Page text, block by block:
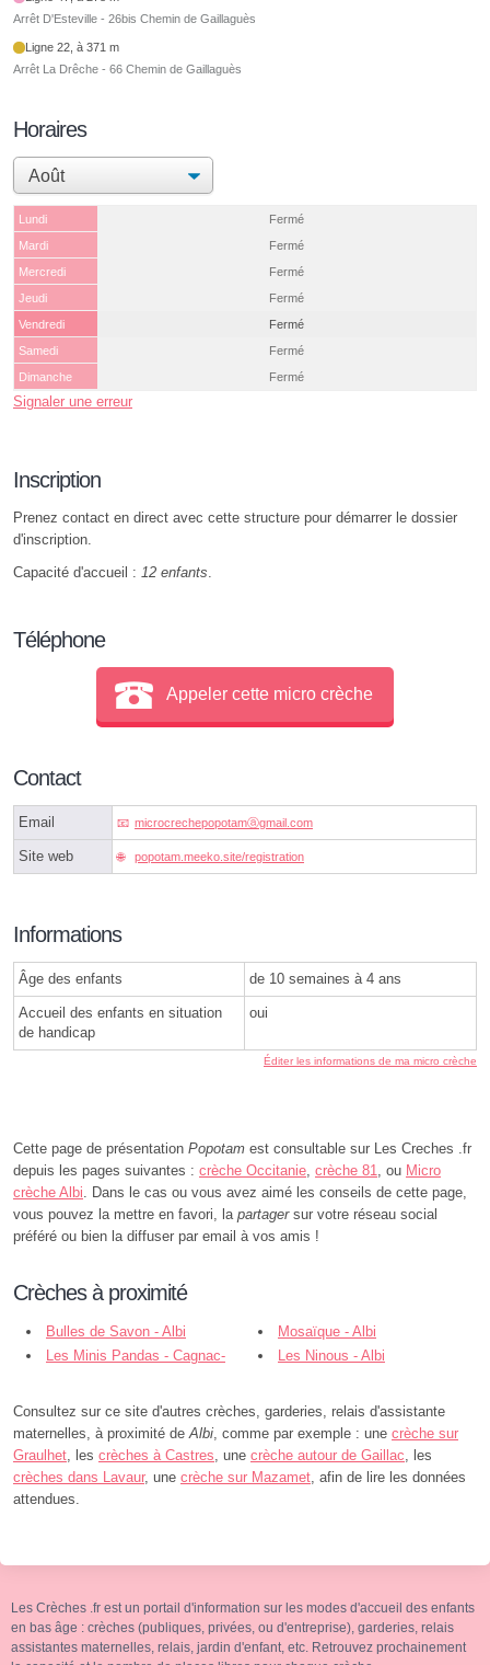
Arrêt D'Esteville - 26bis Chemin de Gaillaguès
Ligne 22, à 371 m
Arrêt La Drêche - 66 Chemin de Gaillaguès
Horaires
Lundi
Fermé
Mardi
Fermé
Mercredi
Fermé
Jeudi
Fermé
Vendredi
Fermé
Samedi
Fermé
Dimanche
Fermé
Signaler une erreur
Inscription
Prenez contact en direct avec cette structure pour démarrer le dossier
d'inscription.
Capacité d'accueil : 12 enfants
Téléphone
Appeler cette micro crèche
Contact
Email microcrechepopotamⓐgmail.com
Site web popotam.meeko.site/registration
Informations
Âge des enfants de 10 semaines à 4 ans
Accueil des enfants en situation
de handicap
oui
Éditer les informations de ma micro crèche
Cette page de présentation Popotam est consultable sur Les Creches .fr
depuis les pages suivantes : crèche Occitanie crèche 81 , ou Micro
crèche Albi . Dans le cas ou vous avez aimé les conseils de cette page,
vous pouvez la mettre en favori, la partagersur votre réseau social
préféré ou bien la diffuser par email à vos amis !
Crèches à proximité
Bulles de Savon - Albi
Mosaïque - Albi
Les Minis Pandas - Cagnac-
Les Ninous - Albi
Consultez sur ce site d'autres crèches, garderies, relais d'assistante
maternelles, à proximité de Albi , comme par exemple : une crèche sur
Graulhet , les crèches à Castres , une crèche autour de Gaillac , les
crèches dans Lavaur, une crèche sur Mazamet , afin de lire les données
attendues.
Les Crèches .fr est un portail d'information sur les modes d'accueil des enfants
en bas âge : crèches (publiques, privées, ou d'entreprise), garderies, relais
assistantes maternelles, relais, jardin d'enfant, etc. Retrouvez prochainement